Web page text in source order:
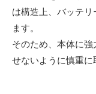
は構造上、バッテ
ます。
そのため、本体に
せないように慎重に